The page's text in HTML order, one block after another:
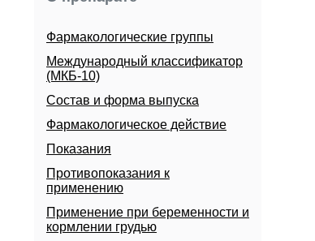
Фармакологические группы
Международный классификатор
(МКБ-10)
Состав и форма выпуска
Фармакологическое действие
Показания
Противопоказания к
применению
Применение при беременности и
кормлении грудью